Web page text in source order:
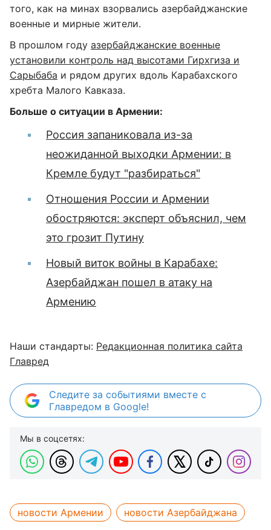
того, как на минах взорвались азербайджанские
военные и мирные жители.
В прошлом году азербайджанские военные
установили контроль над высотами Гирхгиза и
Сарыбаба и рядом других вдоль Карабахского
хребта Малого Кавказа.
Больше о ситуации в Армении:
Россия запаниковала из-за
неожиданной выходки Армении: в
Кремле будут "разбираться"
Отношения России и Армении
обостряются: эксперт объяснил, чем
это грозит Путину
Новый виток войны в Карабахе:
Азербайджан пошел в атаку на
Армению
Наши стандарты: Редакционная политика сайта
Главред
Следите за событиями вместе с
Главредом в Google!
Мы в соцсетях:
новости Армении новости Азербайджана